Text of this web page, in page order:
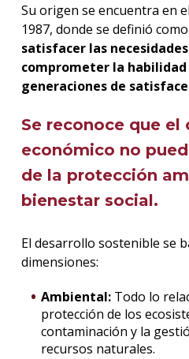
Su origen se encuentra en el
1987, donde se definió
satisfacer las
comprometer la
generaciones de
Se reconoce que el
económico no
de la protección
bienestar social.
El desarrollo sostenible se
dimensiones:
Ambiental:Todo lo
protección de los
contaminación y la
recursos naturales.